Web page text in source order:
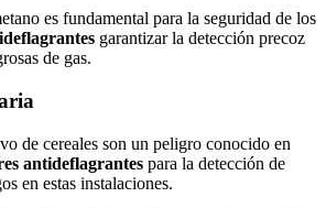
es fundamental para la seguridad de los
garantizar la detección precoz
de gas.
de cereales son un peligro conocido en
antideflagrantes para la detección de
en estas instalaciones.